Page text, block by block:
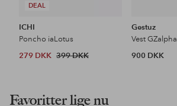
DEAL
ICHI
Poncho iaLotus
279 DKK 399 DKK
Gestuz
Vest GZalpha
900 DKK
Favoritter lige nu